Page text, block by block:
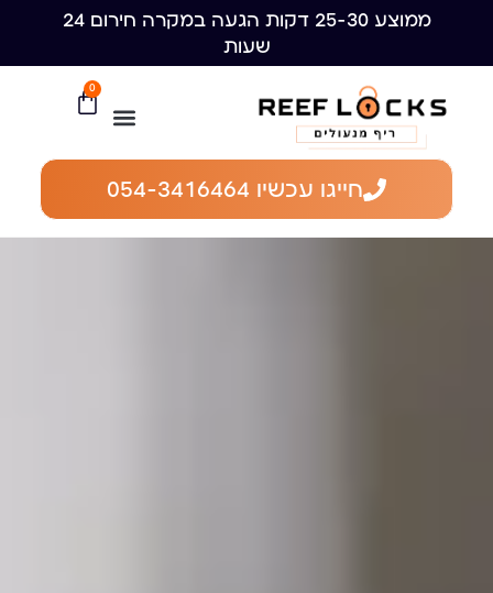
ממוצע 25-30 דקות הגעה במקרה חירום 24
שעות
0
חייגו עכשיו 054-3416464